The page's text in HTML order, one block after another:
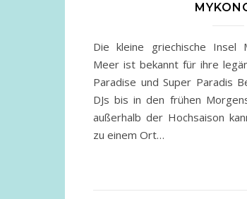
Die kleine griechische Insel
Meer ist bekannt für ihre
Paradise und Super Paradis
DJs bis in den frühen
außerhalb der Hochsaison
zu einem Ort…